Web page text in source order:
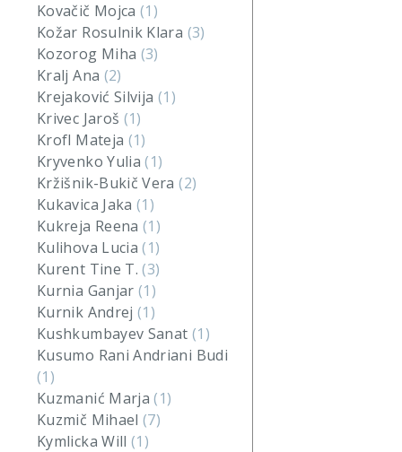
Kovačič Mojca(1)
Kožar Rosulnik Klara (3)
Kozorog Miha (3)
Kralj Ana (2)
Krejaković Silvija (1)
Krivec Jaroš (1)
Krofl Mateja (1)
Kryvenko Yulia(1)
Kržišnik-Bukič Vera(2)
Kukavica Jaka(1)
Kukreja Reena(1)
Kulihova Lucia(1)
Kurent Tine T.(3)
Kurnia Ganjar(1)
Kurnik Andrej(1)
Kushkumbayev Sanat (1)
Kusumo Rani Andriani Budi
(1)
Kuzmanić Marja(1)
Kuzmič Mihael(7)
Kymlicka Will(1)